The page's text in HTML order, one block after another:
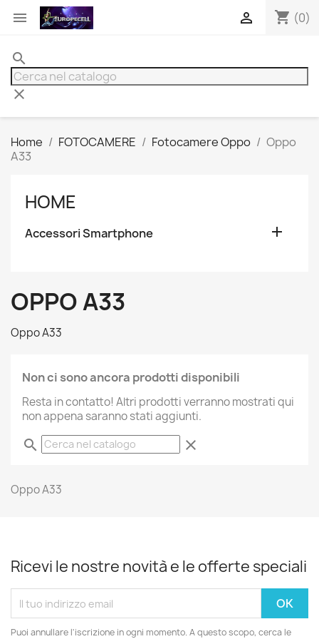
 shopping_cart (0)

search
clear
Home FOTOCAMERE Fotocamere Oppo
Oppo
A33
HOME
Accessori Smartphone 
OPPO A33
Oppo A33
Non ci sono ancora prodotti disponibili
Resta in contatto! Altri prodotti verranno mostrati qui
non appena saranno stati aggiunti.
search clear
Oppo A33
Ricevi le nostre novità e le offerte speciali
Puoi annullare l'iscrizione in ogni momento. A questo scopo, cerca le